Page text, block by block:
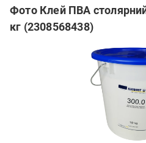
Фото Клей ПВА
кг (2308568438)